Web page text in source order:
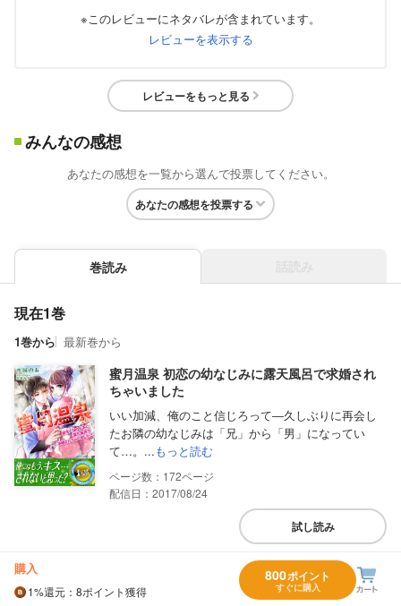
※このレビューにネタバレが含まれています。
レビューを表示する
レビューをもっと見る
みんなの感想
あなたの感想を一覧から選んで投票してください。
あなたの感想を投票する
巻読み
現在1巻
1巻から 最新巻から
蜜月温泉 初恋の幼なじみに露天風呂で求婚され
ちゃいました
いい加減、俺のこと信じろって―久しぶりに再会し
たお隣の幼なじみは「兄」から「男」になってい
て…。...もっと読む
172
配信日：2017/08/24
試し読み
購入
1%還元 ：8ポイント獲得
800ポイント
すぐに購入